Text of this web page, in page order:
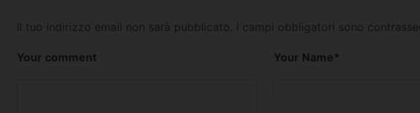
Il tuo indirizzo email non sarà pubblicato. I campi obbligatori sono
Your comment Your Name*